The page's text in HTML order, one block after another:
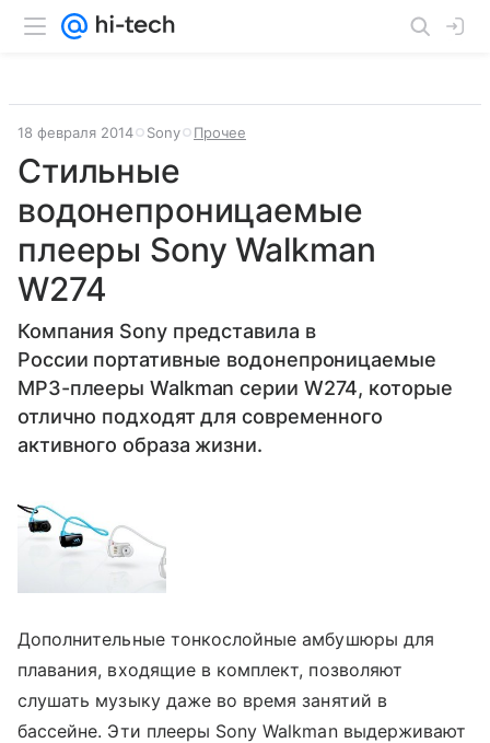
18 февраля 2014 Sony Прочее
Стильные
водонепроницаемые
плееры Sony Walkman
W274
Компания Sony представила в
России портативные водонепроницаемые
MP3-плееры Walkman серии W274, которые
отлично подходят для современного
активного образа жизни.
Дополнительные тонкослойные амбушюры для
плавания, входящие в комплект, позволяют
слушать музыку даже во время занятий в
бассейне. Эти плееры Sony Walkman выдерживают